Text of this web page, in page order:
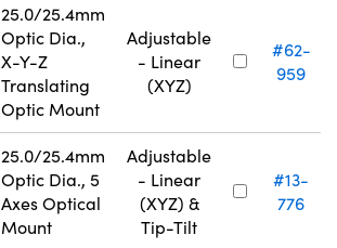
25.0/25.4mm
Optic Dia.,
X-Y-Z
Translating
Optic Mount
Adjustable
- Linear
(XYZ)
#62-
959
25.0/25.4mm
Optic Dia., 5
Axes Optical
Mount
Adjustable
- Linear
(XYZ) &
Tip-Tilt
#13-
776